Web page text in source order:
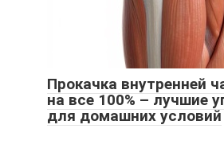
Прокачка внутренней
на все 100% – лучшие
для домашних условий